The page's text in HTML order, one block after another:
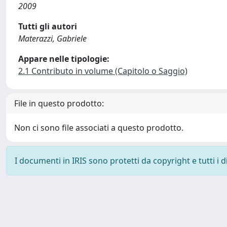
2009
Tutti gli autori
Materazzi, Gabriele
Appare nelle tipologie:
2.1 Contributo in volume (Capitolo o Saggio)
File in questo prodotto:
Non ci sono file associati a questo prodotto.
I documenti in IRIS sono protetti da copyright e tutti i